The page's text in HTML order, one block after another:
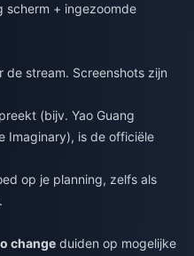
scherm + ingezoomde
de stream. Screenshots zijn
(bijv. Yao Guang
Imaginary), is de officiële
op je planning, zelfs als
change duiden op mogelijke